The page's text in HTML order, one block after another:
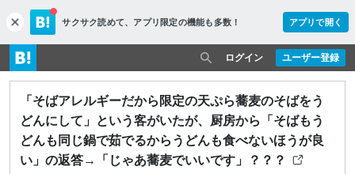
c
l
o
s
e
サクサク読めて、 アプリ限定の機能も多数！ アプリで開く
ユーザー登録
ログイン
「そばアレルギーだから限定の天ぷら蕎麦のそばをう
どんにして」という客がいたが、厨房から「そばもう
どんも同じ鍋で茹でるからうどんも食べないほうが良
い」の返答→「じゃあ蕎麦でいいです」？？？